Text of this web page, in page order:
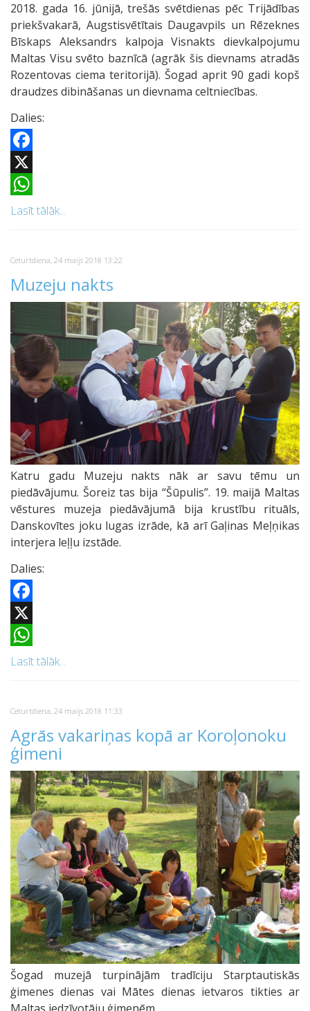
2018. gada 16. jūnijā, trešās svētdienas pēc Trijādības
priekšvakarā, Augstisvētītais Daugavpils un Rēzeknes
Bīskaps Aleksandrs kalpoja Visnakts dievkalpojumu
Maltas Visu svēto baznīcā (agrāk šis dievnams atradās
Rozentovas ciema teritorijā). Šogad aprit 90 gadi kopš
draudzes dibināšanas un dievnama celtniecības.
Dalies:
Facebook
X
WhatsApp
Lasīt tālāk...
Ceturtdiena, 24 maijs 2018 13:22
Muzeju nakts
Katru gadu Muzeju nakts nāk ar savu tēmu un
piedāvājumu. Šoreiz tas bija “Šūpulis”. 19. maijā Maltas
vēstures muzeja piedāvājumā bija krustību rituāls,
Danskovītes joku lugas izrāde, kā arī Gaļinas Meļņikas
interjera leļļu izstāde.
Dalies:
Facebook
X
WhatsApp
Lasīt tālāk...
Ceturtdiena, 24 maijs 2018 11:33
Agrās vakariņas kopā ar Koroļonoku
ģimeni
Šogad muzejā turpinājām tradīciju Starptautiskās
ģimenes dienas vai Mātes dienas ietvaros tikties ar